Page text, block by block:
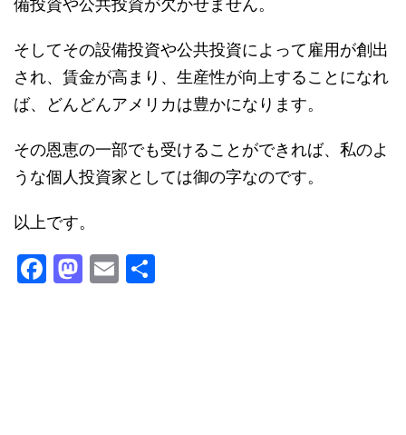
備投資や公共投資が欠かせません。
そしてその設備投資や公共投資によって雇用が創出
され、賃金が高まり、生産性が向上することになれ
ば、どんどんアメリカは豊かになります。
その恩恵の一部でも受けることができれば、私のよ
うな個人投資家としては御の字なのです。
以上です。
F
M E